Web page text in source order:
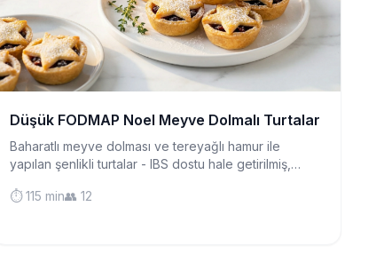
Düşük FODMAP Noel Meyve Dolmalı Turtalar
Baharatlı meyve dolması ve tereyağlı hamur ile
yapılan şenlikli turtalar - IBS dostu hale getirilmiş,
tatil geleneği.
⏱️ 115 min👥 12